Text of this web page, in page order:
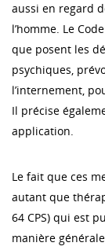
aussi en regard
l’homme. Le
que posent les
psychiques,
l’internement,
Il précise
application.
Le fait que ces
autant que
64 CPS) qui est
manière